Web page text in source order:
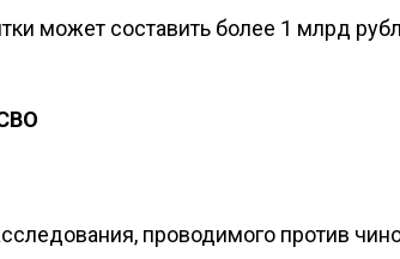
может составить более 1 млрд
проводимого против